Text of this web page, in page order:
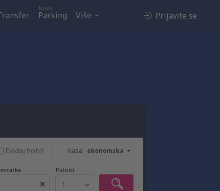
Novo
Parking Više Prijavite se
klasa: ekonomska
Dodaj hotel
Putnici
1